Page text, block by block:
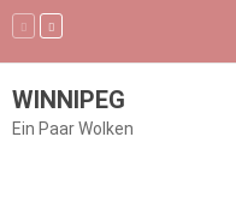
WINNIPEG
Ein Paar Wolken